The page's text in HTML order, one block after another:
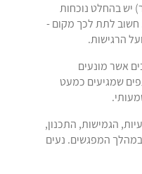
יש בהחלט נוכחות
לתת לכך מקום -
הרגישות.
אשר מונעים
שמגיעים כמעט
הגמישות, התכנון,
המפגשים. נעים